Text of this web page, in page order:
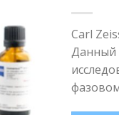
Carl
Данный